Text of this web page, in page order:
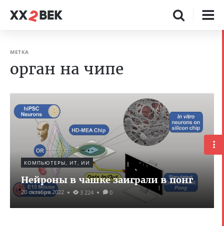
МЕТКА
орган на чипе
КОМПЬЮТЕРЫ, ИТ, ИИ
Нейроны в чашке заиграли в понг
20 октября 2022 3 224 0